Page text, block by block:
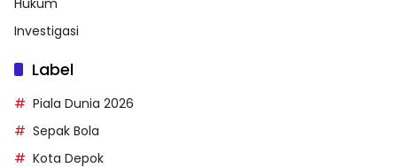
Investigasi
Label
Piala Dunia 2026
Sepak Bola
Kota Depok